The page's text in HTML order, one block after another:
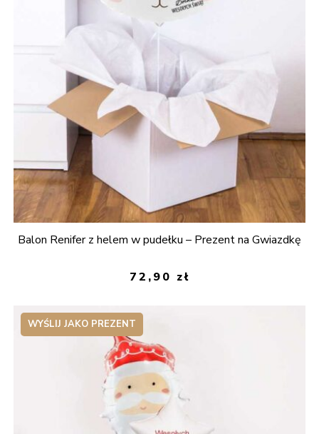
Balon Renifer z helem w pudełku – Prezent na Gwiazdkę
72,90 zł
WYŚLIJ JAKO PREZENT